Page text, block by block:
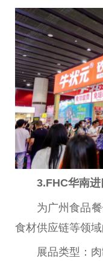
3.FHC华南
为广州食品
食材供应链等领
展品类型：